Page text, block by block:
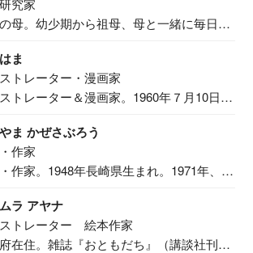
究家
母。幼少期から祖母、母と一緒に毎日の
ま
トレーター・漫画家
トレーター＆漫画家。1960年７月10日生
ま かぜさぶろう
作家
作家。1948年長崎県生まれ。1971年、
ラ アヤナ
トレーター 絵本作家
在住。雑誌『おともだち』（講談社刊）